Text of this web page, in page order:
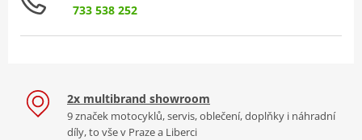
733 538 252
2x multibrand showroom
9 značek motocyklů, servis, oblečení, doplňky i náhradní
díly, to vše v Praze a Liberci